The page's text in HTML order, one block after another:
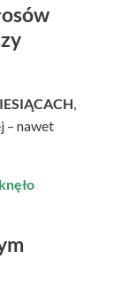
– nawet